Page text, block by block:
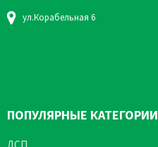
ул.Корабельная 6
ПОПУЛЯРНЫЕ КАТЕГОРИИ